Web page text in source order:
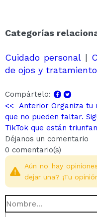
Categorías
Cuidado personal|
de ojos y
Compártelo:
<< Anterior Organiza tu
que no pueden faltar.
TikTok que están
Déjanos un comentario
0 comentario(s)
Aún no hay
dejar una? ¡Tu